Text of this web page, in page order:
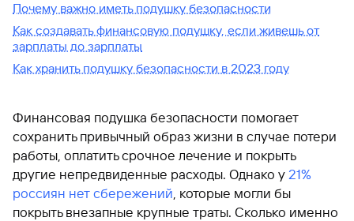
Почему важно иметь подушку безопасности
Как создавать финансовую подушку, если живешь от
зарплаты до зарплаты
Как хранить подушку безопасности в 2023 году
Финансовая подушка безопасности помогает
сохранить привычный образ жизни в случае потери
работы, оплатить срочное лечение и покрыть
другие непредвиденные расходы. Однако у 21%
россиян нет сбережений, которые могли бы
покрыть внезапные крупные траты. Сколько именно